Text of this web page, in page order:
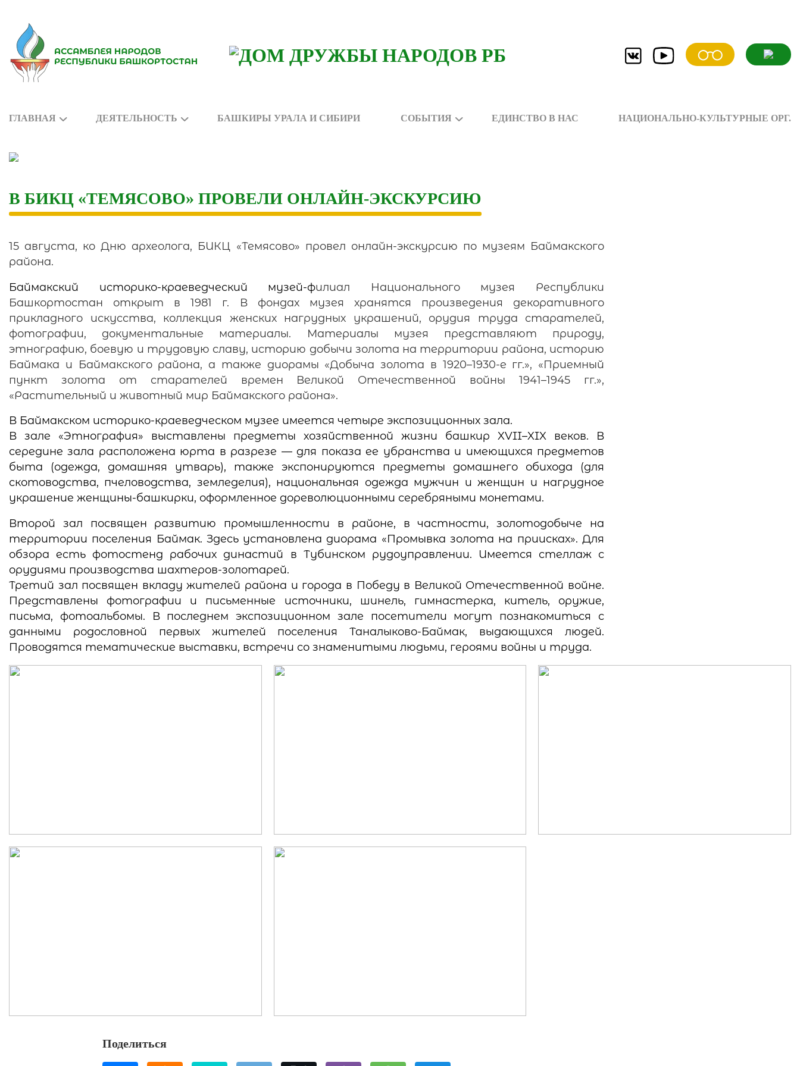
content
ГЛАВНАЯ ДЕЯТЕЛЬНОСТЬ БАШКИРЫ УРАЛА И СИБИРИ СОБЫТИЯ ЕДИНСТВО В НАС НАЦИОНАЛЬНО-КУЛЬТУРНЫЕ ОРГ.
В БИКЦ «ТЕМЯСОВО» ПРОВЕЛИ ОНЛАЙН-ЭКСКУРСИЮ
15 августа, ко Дню археолога, БИКЦ «Темясово» провел онлайн-экскурсию по музеям Баймакского
района.
Баймакский историко-краеведческий музей-филиал Национального музея Республики
Башкортостан открыт в 1981 г. В фондах музея хранятся произведения декоративного
прикладного искусства, коллекция женских нагрудных украшений, орудия труда старателей,
фотографии, документальные материалы. Материалы музея представляют природу,
этнографию, боевую и трудовую славу, историю добычи золота на территории района, историю
Баймака и Баймакского района, а также диорамы «Добыча золота в 1920–1930-е гг.», «Приемный
пункт золота от старателей времен Великой Отечественной войны 1941–1945 гг.»,
«Растительный и животный мир Баймакского района».
В Баймакском историко-краеведческом музее имеется четыре экспозиционных зала.
В зале «Этнография» выставлены предметы хозяйственной жизни башкир XVII–XIX веков. В
середине зала расположена юрта в разрезе — для показа ее убранства и имеющихся предметов
быта (одежда, домашняя утварь), также экспонируются предметы домашнего обихода (для
скотоводства, пчеловодства, земледелия), национальная одежда мужчин и женщин и нагрудное
украшение женщины-башкирки, оформленное дореволюционными серебряными монетами.
Второй зал посвящен развитию промышленности в районе, в частности, золотодобыче на
территории поселения Баймак. Здесь установлена диорама «Промывка золота на приисках». Для
обзора есть фотостенд рабочих династий в Тубинском рудоуправлении. Имеется стеллаж с
орудиями производства шахтеров-золотарей.
Третий зал посвящен вкладу жителей района и города в Победу в Великой Отечественной войне.
Представлены фотографии и письменные источники, шинель, гимнастерка, китель, оружие,
письма, фотоальбомы. В последнем экспозиционном зале посетители могут познакомиться с
данными родословной первых жителей поселения Таналыково-Баймак, выдающихся людей.
Проводятся тематические выставки, встречи со знаменитыми людьми, героями войны и труда.
Поделиться